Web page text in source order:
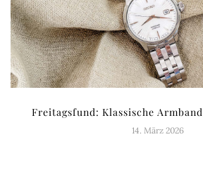
Freitagsfund: Klassische
14. März 2026